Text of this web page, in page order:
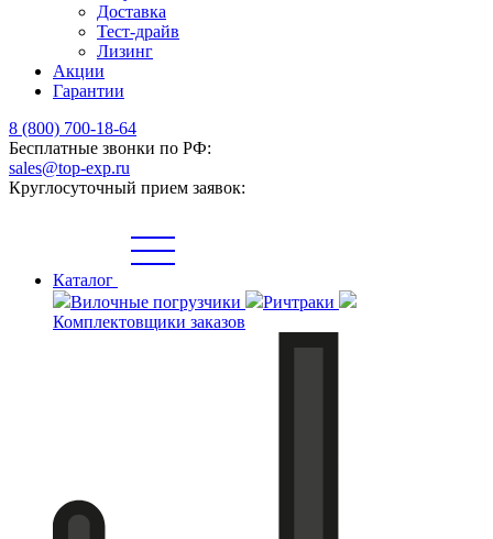
Доставка
Тест-драйв
Лизинг
Акции
Гарантии
8 (800) 700-18-64
Бесплатные звонки по РФ:
sales@top-exp.ru
Круглосуточный прием заявок:
Каталог
Вилочные погрузчики
Ричтраки
Комплектовщики заказов